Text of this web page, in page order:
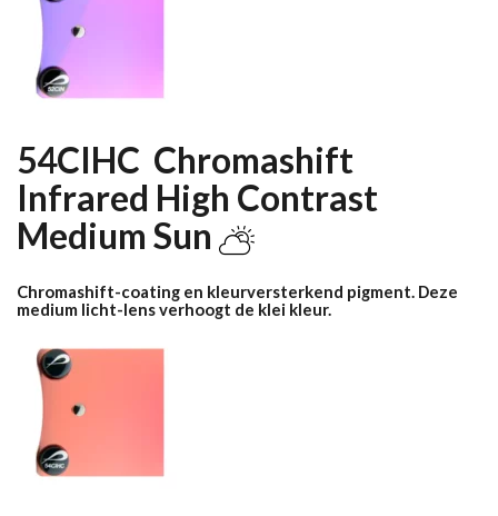
54CIHC Chromashift
Infrared High Contrast
Medium Sun
Chromashift-coating en kleurversterkend pigment. Deze
medium licht-lens verhoogt de klei kleur.